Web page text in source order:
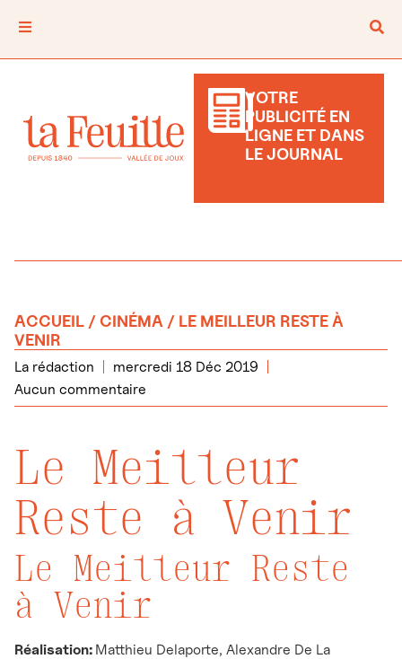
VOTRE
PUBLICITÉ EN
LIGNE ET DANS
LE JOURNAL
ACCUEIL /CINÉMA / LE MEILLEUR RESTE À
VENIR
La rédaction
mercredi 18 Déc 2019
Aucun commentaire
Le Meilleur
Reste à Venir
Le Meilleur Reste
à Venir
Réalisation: Matthieu Delaporte, Alexandre De La